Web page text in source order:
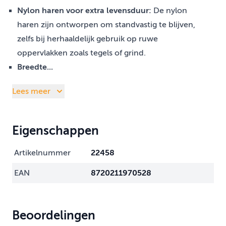
Nylon haren voor extra levensduur: De nylon
haren zijn ontworpen om standvastig te blijven,
zelfs bij herhaaldelijk gebruik op ruwe
oppervlakken zoals tegels of grind.
Breedte...
Lees meer
Eigenschappen
Artikelnummer 22458
EAN 8720211970528
Beoordelingen